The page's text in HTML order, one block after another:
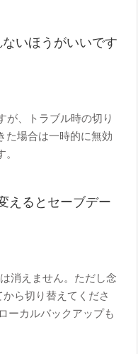
いほうがいいです
が、トラブル時の切り
た場合は一時的に無効
えるとセーブデー
消えません。ただし念
ら切り替えてくださ
ーカルバックアップも